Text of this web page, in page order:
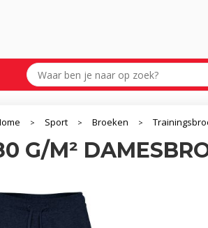
> Sport > Broeken >
G/M²